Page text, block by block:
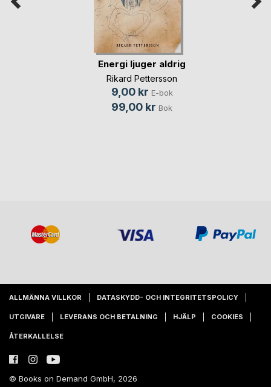
Energi ljuger aldrig
Rikard Pettersson
9,00 kr E-bok
99,00 kr Bok
ALLMÄNNA VILLKOR DATASKYDD- OCH INTEGRITETSPOLICY
UTGIVARE LEVERANS OCH BETALNING HJÄLP COOKIES
ÅTERKALLELSE
© Books on Demand GmbH, 2026